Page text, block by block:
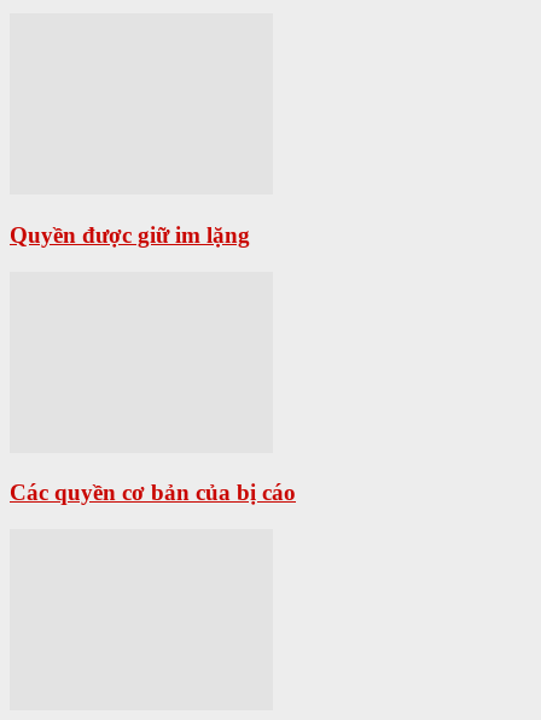
Quyền được giữ im lặng
Các quyền cơ bản của bị cáo